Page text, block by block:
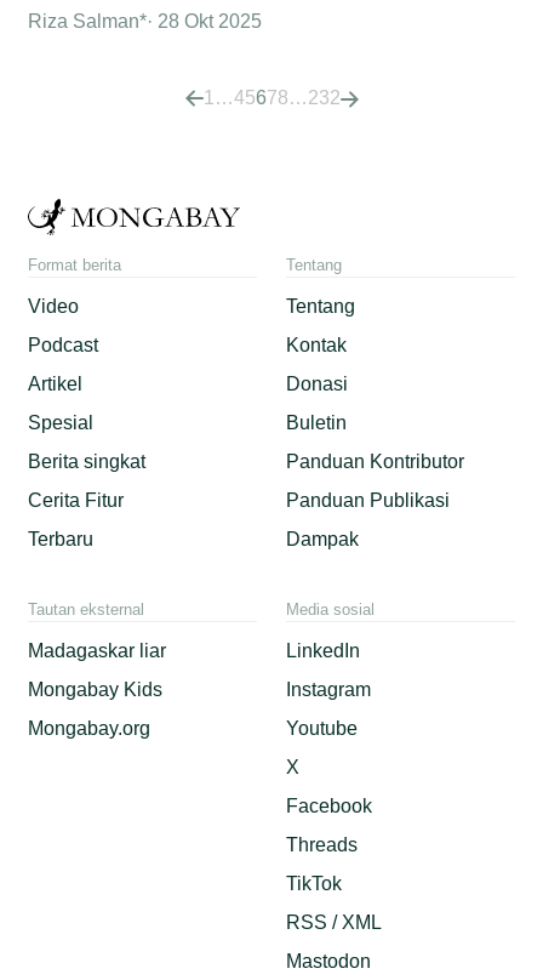
Riza Salman* 28 Okt 2025
1…456 78…232
Format berita
Video
Podcast
Artikel
Spesial
Berita singkat
Cerita Fitur
Terbaru
Tentang
Tentang
Kontak
Donasi
Buletin
Panduan Kontributor
Panduan Publikasi
Dampak
Tautan eksternal
Madagaskar liar
Mongabay Kids
Mongabay.org
Media sosial
LinkedIn
Instagram
Youtube
X
Facebook
Threads
TikTok
RSS / XML
Mastodon